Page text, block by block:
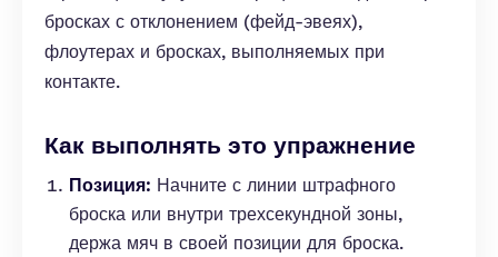
бросках с отклонением (фейд-эвеях),
флоутерах и бросках, выполняемых при
контакте.
Как выполнять это упражнение
Позиция: Начните с линии штрафного
броска или внутри трехсекундной зоны,
держа мяч в своей позиции для броска.